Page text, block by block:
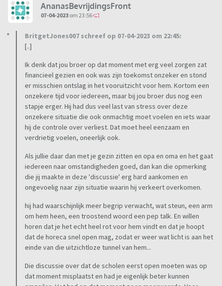
AnanasBevrijdingsFront
07-04-2023 om 23:56
BritgetJones007 schreef op 07-04-2023 om 22:45:
[..]
Ik denk dat jou broer op dat moment met erg veel zorgen zat
financieel gezien en ook was zijn toekomst onzeker en stond
er misschien ontslag in het vooruitzicht voor hem. Kortom een
onzekere tijd voor iedereen, maar bij jou broer dus nog een
stapje erger. Hij had dus veel last van stress over deze
onzekere situatie die ook onmachtig moet voelen en iets waar
hij de controle over verliest. Dat moet heel eenzaam en
verdrietig voelen, oneerlijk ook.
Als jullie daar dan met je gezin zitten en opa en oma en het gaat
iedereen naar omstandigheden goed, dan kan die opmerking
die jij maakte in deze 'discussie' erg hard aankomen en
ongevoelig naar zijn situatie waarin hij verkeert overkomen.
hij had waarschijnlijk meer begrip verwacht, wat steun, een arm
om hem heen, een troostend woord een pep talk. En willen
horen dat je het echt heel rot voor hem vindt en dat je hoopt
dat de horeca snel open mag, zodat er weer wat licht is aan het
einde van die uitzichtloze tunnel van hem...
Die discussie over dat de scholen eerst open moeten was op
dat moment misplaatst en had je eigenlijk beter kunnen